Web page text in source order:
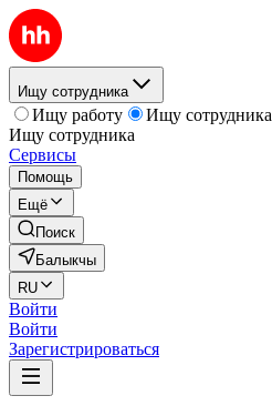
Ищу сотрудника
Ищу работу
Ищу сотрудника
Ищу сотрудника
Сервисы
Помощь
Ещё
Поиск
Балыкчы
RU
Войти
Войти
Зарегистрироваться